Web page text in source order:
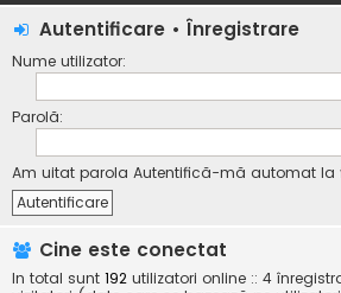
Autentificare • Înregistrare
Nume utilizator:
Parolă:
Am uitat parola Autentifică-mă automat la
Cine este conectat
In total sunt 192 utilizatori online :: 4